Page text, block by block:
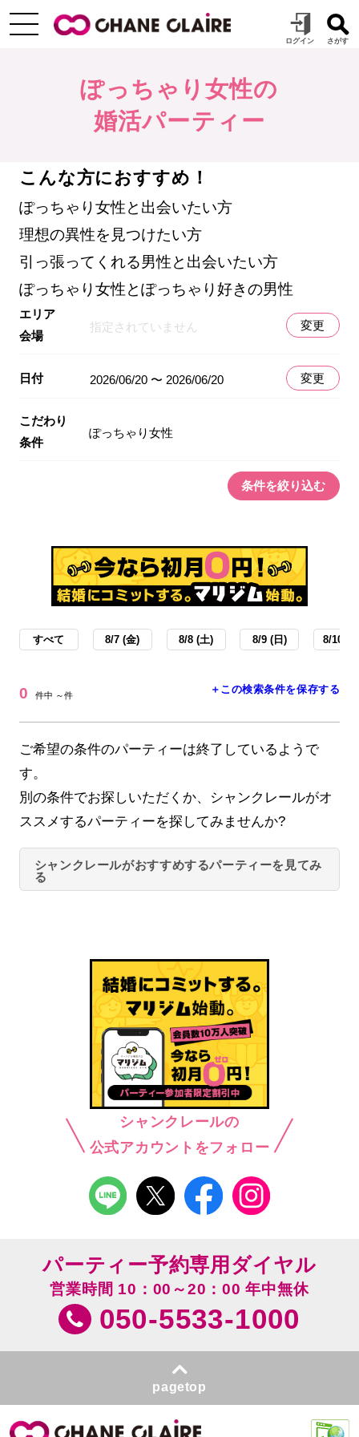
ぽっちゃり女性の
婚活パーティー
こんな方におすすめ！
ぽっちゃり女性と出会いたい方
理想の異性を見つけたい方
引っ張ってくれる男性と出会いたい方
ぽっちゃり女性とぽっちゃり好きの男性
エリア
会場
指定されていません 変更
日付 2026/06/20 〜 2026/06/20 変更
こだわり
条件
ぽっちゃり女性
条件を絞り込む
すべて 8/7 (金) 8/8 (土) 8/9 (日) 8/10 (
0 件中 ～件 ＋この検索条件を保存する
ご希望の条件のパーティーは終了しているようで
す。
別の条件でお探しいただくか、シャンクレールがオ
ススメするパーティーを探してみませんか?
シャンクレールがおすすめするパーティーを見てみ
る
シャンクレールの
公式アカウントをフォロー
パーティー予約専用ダイヤル
営業時間 10：00～20：00 年中無休
050-5533-1000
pagetop